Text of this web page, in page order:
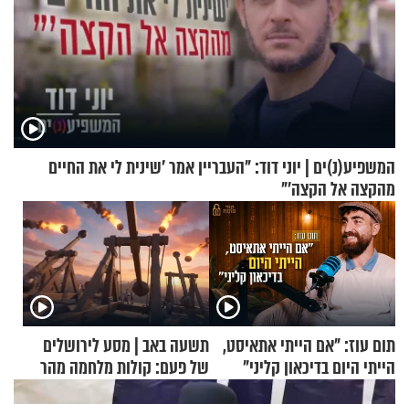
המשפיע(נ)ים | יוני דוד: "העבריין אמר 'שינית לי את החיים
מהקצה אל הקצה'"
תום עוז: "אם הייתי אתאיסט,
הייתי היום בדיכאון קליני"
תשעה באב | מסע לירושלים
של פעם: קולות מלחמה מהר
הזיתים